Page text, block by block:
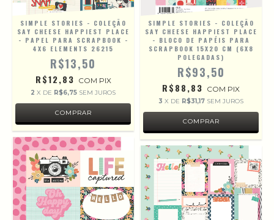
SIMPLE STORIES - COLEÇÃO
SAY CHEESE HAPPIEST PLACE
- PAPEL PARA SCRAPBOOK -
4X6 ELEMENTS 26215
R$13,50
R$12,83 COM PIX
2 X DE R$6,75 SEM JUROS
SIMPLE STORIES - COLEÇÃO
SAY CHEESE HAPPIEST PLACE
- BLOCO DE PAPÉIS PARA
SCRAPBOOK 15X20 CM (6X8
POLEGADAS)
R$93,50
R$88,83 COM PIX
3 X DE R$31,17 SEM JUROS